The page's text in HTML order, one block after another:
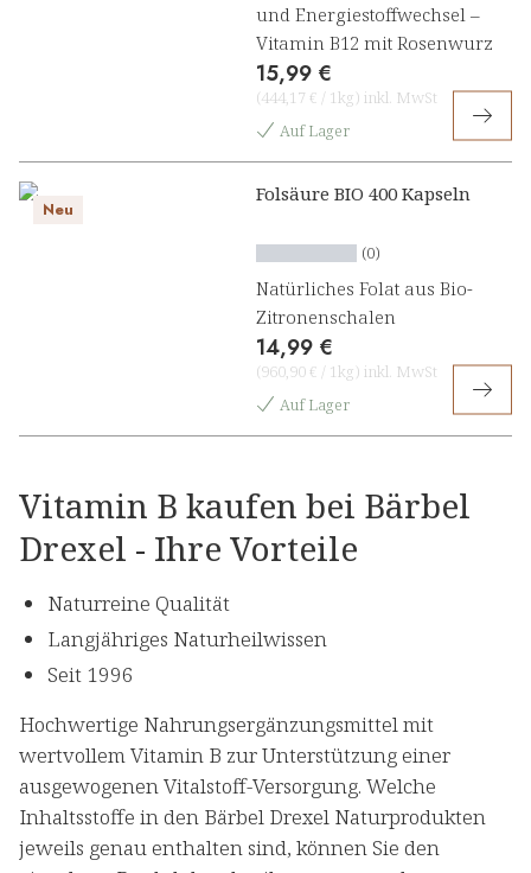
und Energiestoffwechsel –
Vitamin B12 mit Rosenwurz
15,99 €
(444,17 € / 1kg) inkl. MwSt
Auf Lager
Neu
Folsäure BIO 400 Kapseln
(0)
Natürliches Folat aus Bio-
Zitronenschalen
14,99 €
(960,90 € / 1kg) inkl. MwSt
Auf Lager
Vitamin B kaufen bei Bärbel
Drexel - Ihre Vorteile
Naturreine Qualität
Langjähriges Naturheilwissen
Seit 1996
Hochwertige Nahrungsergänzungsmittel mit
wertvollem Vitamin B zur Unterstützung einer
ausgewogenen Vitalstoff-Versorgung. Welche
Inhaltsstoffe in den Bärbel Drexel Naturprodukten
jeweils genau enthalten sind, können Sie den